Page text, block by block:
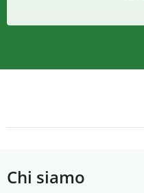
Chi siamo